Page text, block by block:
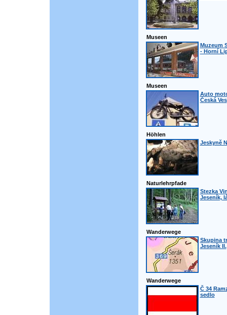
Museen
Muzeum
- Horní
Museen
Auto
Česká Ves
Höhlen
Jeskyně
Naturlehrpfade
Stezka
Jeseník,
Wanderwege
Skupina
Jeseník II.
Wanderwege
Č 34
sedlo